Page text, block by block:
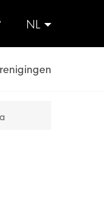
NL